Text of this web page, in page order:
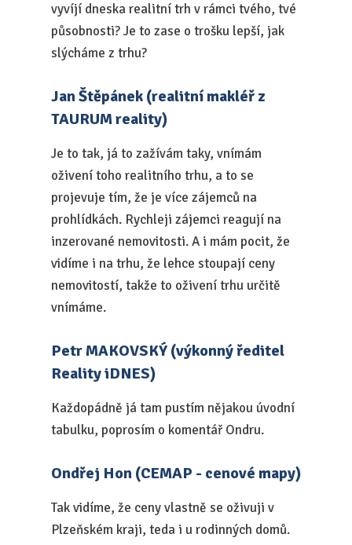
vyvíjí dneska realitní trh v rámci tvého, tvé
působnosti? Je to zase o trošku lepší, jak
slýcháme z trhu?
Jan Štěpánek (realitní makléř z
TAURUM reality)
Je to tak, já to zažívám taky, vnímám
oživení toho realitního trhu, a to se
projevuje tím, že je více zájemců na
prohlídkách. Rychleji zájemci reagují na
inzerované nemovitosti. A i mám pocit, že
vidíme i na trhu, že lehce stoupají ceny
nemovitostí, takže to oživení trhu určitě
vnímáme.
Petr MAKOVSKÝ (výkonný ředitel
Reality iDNES)
Každopádně já tam pustím nějakou úvodní
tabulku, poprosím o komentář Ondru.
Ondřej Hon (CEMAP - cenové mapy)
Tak vidíme, že ceny vlastně se oživuji v
Plzeňském kraji, teda i u rodinných domů.